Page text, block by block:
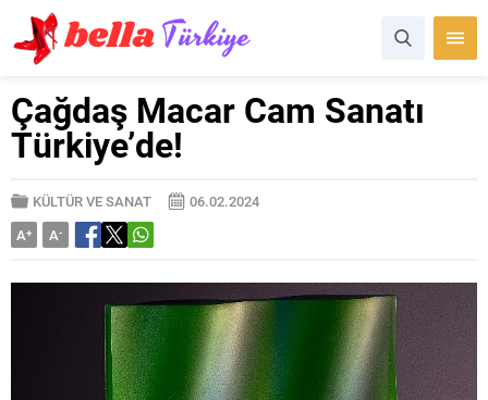
Çağdaş Macar Cam Sanatı
Türkiye’de!
KÜLTÜR VE SANAT
06.02.2024
A+ A-